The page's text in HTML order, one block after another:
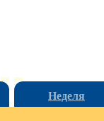
Неделя